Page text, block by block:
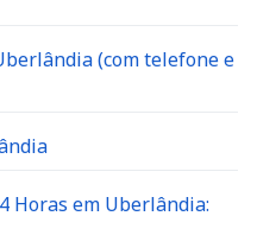
(com telefone e
em Uberlândia: